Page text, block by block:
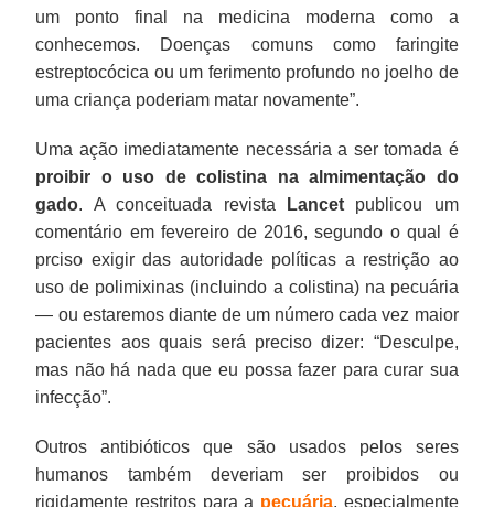
um ponto final na medicina moderna como a
conhecemos. Doenças comuns como faringite
estreptocócica ou um ferimento profundo no joelho de
uma criança poderiam matar novamente”.
Uma ação imediatamente necessária a ser tomada é
proibir o uso de colistina na almimentação do
gado. A conceituada revista Lancetpublicou um
comentário em fevereiro de 2016, segundo o qual é
prciso exigir das autoridade políticas a restrição ao
uso de polimixinas (incluindo a colistina) na pecuária
— ou estaremos diante de um número cada vez maior
pacientes aos quais será preciso dizer: “Desculpe,
mas não há nada que eu possa fazer para curar sua
infecção”.
Outros antibióticos que são usados pelos seres
humanos também deveriam ser proibidos ou
rigidamente restritos para a pecuária, especialmente